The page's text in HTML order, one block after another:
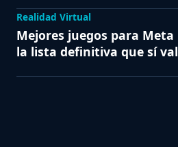
Realidad Virtual
Mejores juegos para Meta
la lista definitiva que sí